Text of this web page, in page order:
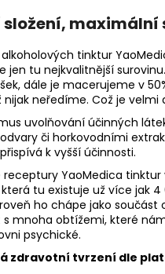
maximální
tinktur
jen tu nejkvalitnější
dále je macerujeme v
nijak neředíme. Což je velmi
uvolňování účinných
či horkovodními
k vyšší účinnosti.
receptury YaoMedica
tu existuje už více jak
ho chápe jako součást
mnoha obtížemi, které
psychické.
zdravotní tvrzení dle